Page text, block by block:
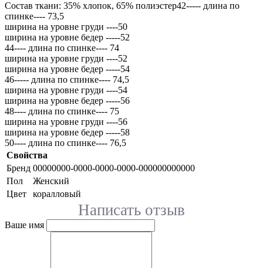
Состав ткани: 35% хлопок, 65% полиэстер42----- длина по
спинке---- 73,5
ширина на уровне груди ----50
ширина на уровне бедер -----52
44---- длина по спинке---- 74
ширина на уровне груди ----52
ширина на уровне бедер -----54
46----- длина по спинке---- 74,5
ширина на уровне груди ----54
ширина на уровне бедер -----56
48---- длина по спинке---- 75
ширина на уровне груди ----56
ширина на уровне бедер -----58
50---- длина по спинке---- 76,5
Свойства
Бренд 00000000-0000-0000-0000-000000000000
Пол
Женский
Цвет
коралловый
Написать отзыв
Ваше имя